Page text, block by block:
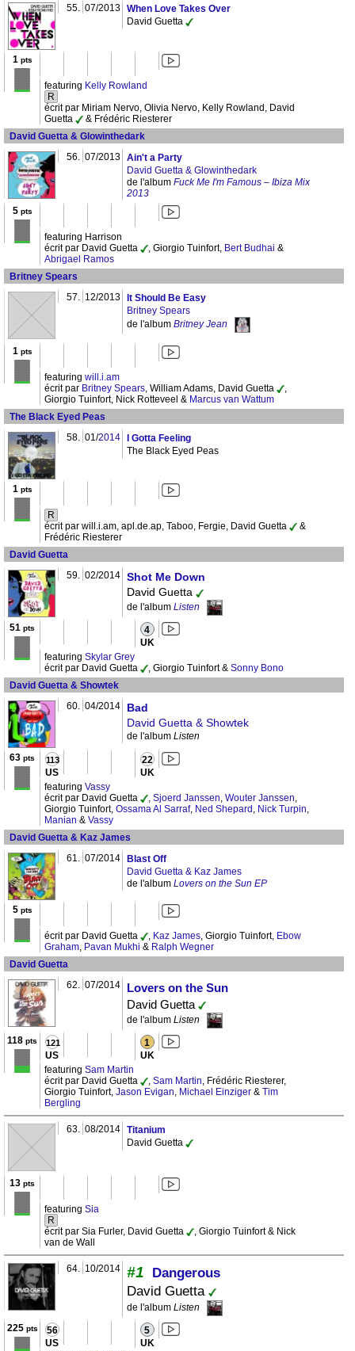
55. 07/2013 When Love Takes Over
David Guetta
1pts
featuring Kelly Rowland
R
écrit par Miriam Nervo, Olivia Nervo, Kelly Rowland, David
Guetta
& Frédéric Riesterer
David Guetta & Glowinthedark
56. 07/2013 Ain't a Party
David Guetta & Glowinthedark
de l'album Fuck Me I'm Famous – Ibiza Mix
2013
5pts
featuring Harrison
écrit par David Guetta
, Giorgio Tuinfort, Bert Budhai &
Abrigael Ramos
Britney Spears
57. 12/2013
It Should Be Easy
Britney Spears
de l'album Britney Jean
1pts
featuring will.i.am
écrit par Britney Spears, William Adams, David Guetta
,
Giorgio Tuinfort, Nick Rotteveel & Marcus van Wattum
The Black Eyed Peas
58. 01/2014
I Gotta Feeling
The Black Eyed Peas
1pts
R
écrit par will.i.am, apl.de.ap, Taboo, Fergie, David Guetta
&
Frédéric Riesterer
David Guetta
59. 02/2014 Shot Me Down
David Guetta
de l'album Listen
51 pts 4
UK
featuring Skylar Grey
écrit par David Guetta
, Giorgio Tuinfort & Sonny Bono
David Guetta & Showtek
60. 04/2014
Bad
David Guetta & Showtek
de l'album Listen
63 pts
113
US
22
UK
featuring Vassy
écrit par David Guetta
, Sjoerd Janssen, Wouter Janssen,
Giorgio Tuinfort, Ossama Al Sarraf, Ned Shepard , Nick Turpin,
Manian & Vassy
David Guetta & Kaz James
61. 07/2014
Blast Off
David Guetta & Kaz James
de l'album Lovers on the Sun EP
5pts
écrit par David Guetta , Kaz James, Giorgio Tuinfort, Ebow
Graham, Pavan Mukhi & Ralph Wegner
David Guetta
62. 07/2014
Lovers on the Sun
David Guetta
de l'album Listen
118 pts
121
US
1
UK
featuring Sam Martin
écrit par David Guetta
, Sam Martin, Frédéric Riesterer,
Giorgio Tuinfort, Jason Evigan, Michael Einziger & Tim
Bergling
63. 08/2014 Titanium
David Guetta
13 pts
featuring Sia
R
écrit par Sia Furler, David Guetta
, Giorgio Tuinfort & Nick
van de Wall
64. 10/2014 #1
Dangerous
David Guetta
de l'album Listen
225pts 56
US
5
UK